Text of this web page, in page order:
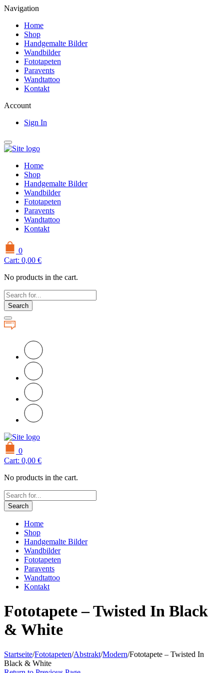
Navigation
Home
Shop
Handgemalte Bilder
Wandbilder
Fototapeten
Paravents
Wandtattoo
Kontakt
Account
Sign In
Home
Shop
Handgemalte Bilder
Wandbilder
Fototapeten
Paravents
Wandtattoo
Kontakt
0
Cart: 0,00 €
No products in the cart.
Search
0
Cart: 0,00 €
No products in the cart.
Search
Home
Shop
Handgemalte Bilder
Wandbilder
Fototapeten
Paravents
Wandtattoo
Kontakt
Fototapete – Twisted In Black
& White
Startseite/Fototapeten/Abstrakt/Modern/Fototapete – Twisted In
Black & White